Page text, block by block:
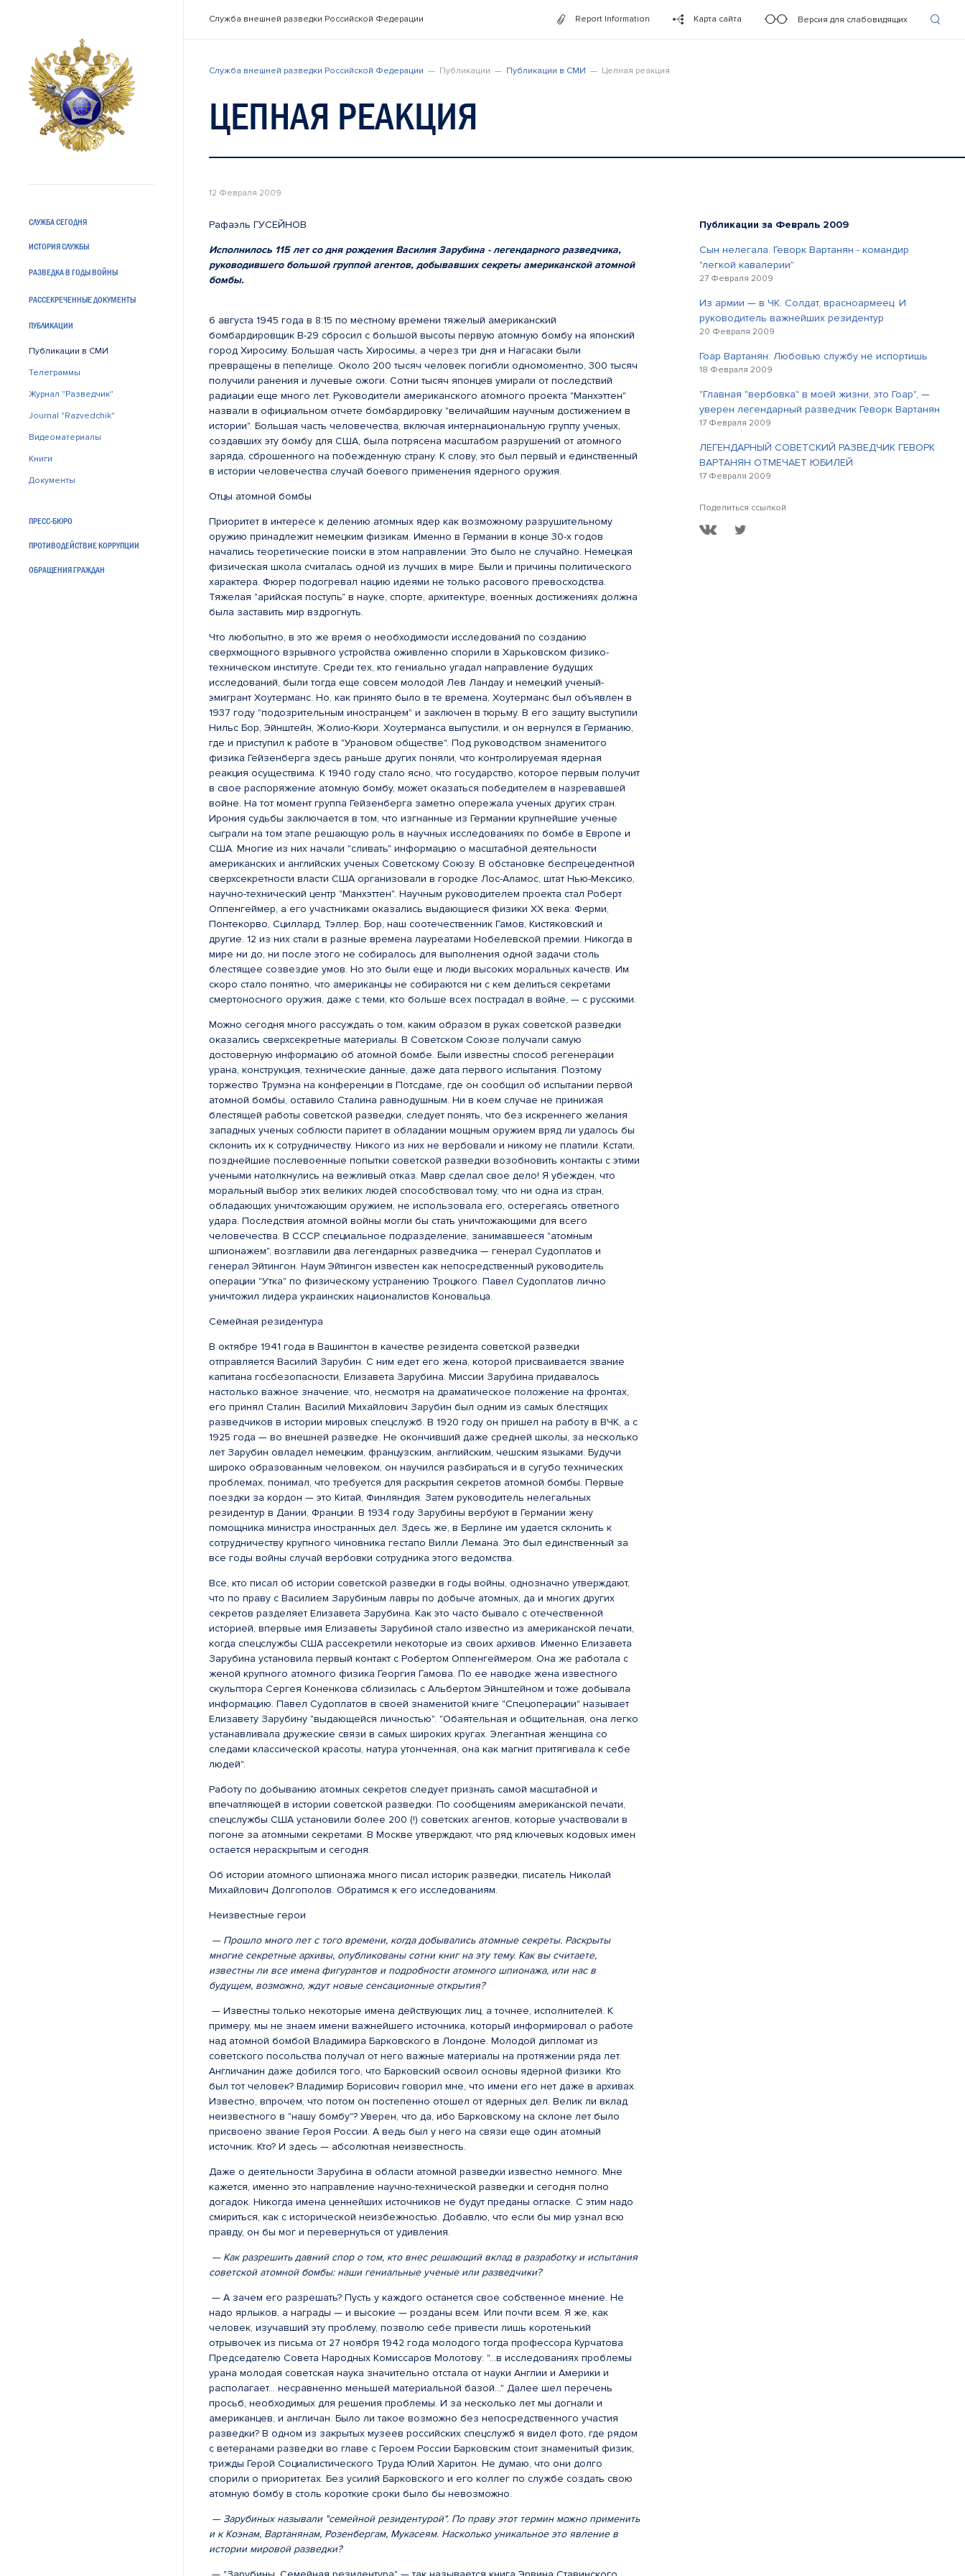
СЛУЖБА СЕГОДНЯ
ИСТОРИЯ СЛУЖБЫ
РАЗВЕДКА В ГОДЫ ВОЙНЫ
РАССЕКРЕЧЕННЫЕ ДОКУМЕНТЫ
ПУБЛИКАЦИИ
Публикации в СМИ
Телеграммы
Журнал "Разведчик"
Journal "Razvedchik"
Видеоматериалы
Книги
Документы
ПРЕСС-БЮРО
ПРОТИВОДЕЙСТВИЕ КОРРУПЦИИ
ОБРАЩЕНИЯ ГРАЖДАН
Служба внешней разведки Российской Федерации Report Information Карта сайта Версия для слабовидящих
Служба внешней разведки Российской Федерации Публикации Публикации в СМИ Цепная реакция
ЦЕПНАЯ РЕАКЦИЯ
12 Февраля 2009
Рафаэль ГУСЕЙНОВ
Исполнилось 115 лет со дня рождения Василия Зарубина - легендарного разведчика,
руководившего большой группой агентов, добывавших секреты американской атомной
бомбы.
6 августа 1945 года в 8:15 по местному времени тяжелый американский
бомбардировщик В-29 сбросил с большой высоты первую атомную бомбу на японский
город Хиросиму. Большая часть Хиросимы, а через три дня и Нагасаки были
превращены в пепелище. Около 200 тысяч человек погибли одномоментно, 300 тысяч
получили ранения и лучевые ожоги. Сотни тысяч японцев умирали от последствий
радиации еще много лет. Руководители американского атомного проекта "Манхэттен"
назвали в официальном отчете бомбардировку "величайшим научным достижением в
истории". Большая часть человечества, включая интернациональную группу ученых,
создавших эту бомбу для США, была потрясена масштабом разрушений от атомного
заряда, сброшенного на побежденную страну. К слову, это был первый и единственный
в истории человечества случай боевого применения ядерного оружия.
Отцы атомной бомбы
Приоритет в интересе к делению атомных ядер как возможному разрушительному
оружию принадлежит немецким физикам. Именно в Германии в конце 30-х годов
начались теоретические поиски в этом направлении. Это было не случайно. Немецкая
физическая школа считалась одной из лучших в мире. Были и причины политического
характера. Фюрер подогревал нацию идеями не только расового превосходства.
Тяжелая "арийская поступь" в науке, спорте, архитектуре, военных достижениях должна
была заставить мир вздрогнуть.
Что любопытно, в это же время о необходимости исследований по созданию
сверхмощного взрывного устройства оживленно спорили в Харьковском физико-
техническом институте. Среди тех, кто гениально угадал направление будущих
исследований, были тогда еще совсем молодой Лев Ландау и немецкий ученый-
эмигрант Хоутерманс. Но, как принято было в те времена, Хоутерманс был объявлен в
1937 году "подозрительным иностранцем" и заключен в тюрьму. В его защиту выступили
Нильс Бор, Эйнштейн, Жолио-Кюри. Хоутерманса выпустили, и он вернулся в Германию,
где и приступил к работе в "Урановом обществе". Под руководством знаменитого
физика Гейзенберга здесь раньше других поняли, что контролируемая ядерная
реакция осуществима. К 1940 году стало ясно, что государство, которое первым получит
в свое распоряжение атомную бомбу, может оказаться победителем в назревавшей
войне. На тот момент группа Гейзенберга заметно опережала ученых других стран.
Ирония судьбы заключается в том, что изгнанные из Германии крупнейшие ученые
сыграли на том этапе решающую роль в научных исследованиях по бомбе в Европе и
США. Многие из них начали "сливать" информацию о масштабной деятельности
американских и английских ученых Советскому Союзу. В обстановке беспрецедентной
сверхсекретности власти США организовали в городке Лос-Аламос, штат Нью-Мексико,
научно-технический центр "Манхэттен". Научным руководителем проекта стал Роберт
Оппенгеймер, а его участниками оказались выдающиеся физики ХХ века: Ферми,
Понтекорво, Сциллард, Тэллер, Бор, наш соотечественник Гамов, Кистяковский и
другие. 12 из них стали в разные времена лауреатами Нобелевской премии. Никогда в
мире ни до, ни после этого не собиралось для выполнения одной задачи столь
блестящее созвездие умов. Но это были еще и люди высоких моральных качеств. Им
скоро стало понятно, что американцы не собираются ни с кем делиться секретами
смертоносного оружия, даже с теми, кто больше всех пострадал в войне, — с русскими.
Можно сегодня много рассуждать о том, каким образом в руках советской разведки
оказались сверхсекретные материалы. В Советском Союзе получали самую
достоверную информацию об атомной бомбе. Были известны способ регенерации
урана, конструкция, технические данные, даже дата первого испытания. Поэтому
торжество Трумэна на конференции в Потсдаме, где он сообщил об испытании первой
атомной бомбы, оставило Сталина равнодушным. Ни в коем случае не принижая
блестящей работы советской разведки, следует понять, что без искреннего желания
западных ученых соблюсти паритет в обладании мощным оружием вряд ли удалось бы
склонить их к сотрудничеству. Никого из них не вербовали и никому не платили. Кстати,
позднейшие послевоенные попытки советской разведки возобновить контакты с этими
учеными натолкнулись на вежливый отказ. Мавр сделал свое дело! Я убежден, что
моральный выбор этих великих людей способствовал тому, что ни одна из стран,
обладающих уничтожающим оружием, не использовала его, остерегаясь ответного
удара. Последствия атомной войны могли бы стать уничтожающими для всего
человечества. В СССР специальное подразделение, занимавшееся "атомным
шпионажем", возглавили два легендарных разведчика — генерал Судоплатов и
генерал Эйтингон. Наум Эйтингон известен как непосредственный руководитель
операции "Утка" по физическому устранению Троцкого. Павел Судоплатов лично
уничтожил лидера украинских националистов Коновальца.
Семейная резидентура
В октябре 1941 года в Вашингтон в качестве резидента советской разведки
отправляется Василий Зарубин. С ним едет его жена, которой присваивается звание
капитана госбезопасности, Елизавета Зарубина. Миссии Зарубина придавалось
настолько важное значение, что, несмотря на драматическое положение на фронтах,
его принял Сталин. Василий Михайлович Зарубин был одним из самых блестящих
разведчиков в истории мировых спецслужб. В 1920 году он пришел на работу в ВЧК, а с
1925 года — во внешней разведке. Не окончивший даже средней школы, за несколько
лет Зарубин овладел немецким, французским, английским, чешским языками. Будучи
широко образованным человеком, он научился разбираться и в сугубо технических
проблемах, понимал, что требуется для раскрытия секретов атомной бомбы. Первые
поездки за кордон — это Китай, Финляндия. Затем руководитель нелегальных
резидентур в Дании, Франции. В 1934 году Зарубины вербуют в Германии жену
помощника министра иностранных дел. Здесь же, в Берлине им удается склонить к
сотрудничеству крупного чиновника гестапо Вилли Лемана. Это был единственный за
все годы войны случай вербовки сотрудника этого ведомства.
Все, кто писал об истории советской разведки в годы войны, однозначно утверждают,
что по праву с Василием Зарубиным лавры по добыче атомных, да и многих других
секретов разделяет Елизавета Зарубина. Как это часто бывало с отечественной
историей, впервые имя Елизаветы Зарубиной стало известно из американской печати,
когда спецслужбы США рассекретили некоторые из своих архивов. Именно Елизавета
Зарубина установила первый контакт с Робертом Оппенгеймером. Она же работала с
женой крупного атомного физика Георгия Гамова. По ее наводке жена известного
скульптора Сергея Коненкова сблизилась с Альбертом Эйнштейном и тоже добывала
информацию. Павел Судоплатов в своей знаменитой книге "Спецоперации" называет
Елизавету Зарубину "выдающейся личностью". "Обаятельная и общительная, она легко
устанавливала дружеские связи в самых широких кругах. Элегантная женщина со
следами классической красоты, натура утонченная, она как магнит притягивала к себе
людей".
Работу по добыванию атомных секретов следует признать самой масштабной и
впечатляющей в истории советской разведки. По сообщениям американской печати,
спецслужбы США установили более 200 (!) советских агентов, которые участвовали в
погоне за атомными секретами. В Москве утверждают, что ряд ключевых кодовых имен
остается нераскрытым и сегодня.
Об истории атомного шпионажа много писал историк разведки, писатель Николай
Михайлович Долгополов. Обратимся к его исследованиям.
Неизвестные герои
— Прошло много лет с того времени, когда добывались атомные секреты. Раскрыты
многие секретные архивы, опубликованы сотни книг на эту тему. Как вы считаете,
известны ли все имена фигурантов и подробности атомного шпионажа, или нас в
будущем, возможно, ждут новые сенсационные открытия?
— Известны только некоторые имена действующих лиц, а точнее, исполнителей. К
примеру, мы не знаем имени важнейшего источника, который информировал о работе
над атомной бомбой Владимира Барковского в Лондоне. Молодой дипломат из
советского посольства получал от него важные материалы на протяжении ряда лет.
Англичанин даже добился того, что Барковский освоил основы ядерной физики. Кто
был тот человек? Владимир Борисович говорил мне, что имени его нет даже в архивах.
Известно, впрочем, что потом он постепенно отошел от ядерных дел. Велик ли вклад
неизвестного в "нашу бомбу"? Уверен, что да, ибо Барковскому на склоне лет было
присвоено звание Героя России. А ведь был у него на связи еще один атомный
источник. Кто? И здесь — абсолютная неизвестность.
Даже о деятельности Зарубина в области атомной разведки известно немного. Мне
кажется, именно это направление научно-технической разведки и сегодня полно
догадок. Никогда имена ценнейших источников не будут преданы огласке. С этим надо
смириться, как с исторической неизбежностью. Добавлю, что если бы мир узнал всю
правду, он бы мог и перевернуться от удивления.
— Как разрешить давний спор о том, кто внес решающий вклад в разработку и испытания
советской атомной бомбы: наши гениальные ученые или разведчики?
— А зачем его разрешать? Пусть у каждого останется свое собственное мнение. Не
надо ярлыков, а награды — и высокие — розданы всем. Или почти всем. Я же, как
человек, изучавший эту проблему, позволю себе привести лишь коротенький
отрывочек из письма от 27 ноября 1942 года молодого тогда профессора Курчатова
Председателю Совета Народных Комиссаров Молотову: "...в исследованиях проблемы
урана молодая советская наука значительно отстала от науки Англии и Америки и
располагает... несравненно меньшей материальной базой..." Далее шел перечень
просьб, необходимых для решения проблемы. И за несколько лет мы догнали и
американцев, и англичан. Было ли такое возможно без непосредственного участия
разведки? В одном из закрытых музеев российских спецслужб я видел фото, где рядом
с ветеранами разведки во главе с Героем России Барковским стоит знаменитый физик,
трижды Герой Социалистического Труда Юлий Харитон. Не думаю, что они долго
спорили о приоритетах. Без усилий Барковского и его коллег по службе создать свою
атомную бомбу в столь короткие сроки было бы невозможно.
— Зарубиных называли "семейной резидентурой". По праву этот термин можно применить
и к Коэнам, Вартанянам, Розенбергам, Мукасеям. Насколько уникальное это явление в
истории мировой разведки?
Публикации за Февраль 2009
Сын нелегала. Геворк Вартанян - командир
"легкой кавалерии"
27 Февраля 2009
Из армии — в ЧК. Солдат, врасноармеец. И
руководитель важнейших резидентур
20 Февраля 2009
Гоар Вартанян: Любовью службу не испортишь
18 Февраля 2009
"Главная "вербовка" в моей жизни, это Гоар", —
уверен легендарный разведчик Геворк Вартанян
17 Февраля 2009
ЛЕГЕНДАРНЫЙ СОВЕТСКИЙ РАЗВЕДЧИК ГЕВОРК
ВАРТАНЯН ОТМЕЧАЕТ ЮБИЛЕЙ
17 Февраля 2009
Поделиться ссылкой